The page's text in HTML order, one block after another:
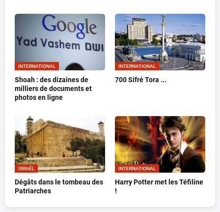
INTERNATIONAL
Shoah : des dizaines de
milliers de documents et
photos en ligne
INTERNATIONAL
700 Sifré Tora ...
ISRAËL
Dégâts dans le tombeau des
Patriarches
INTERNATIONAL
Harry Potter met les Téfiline
!